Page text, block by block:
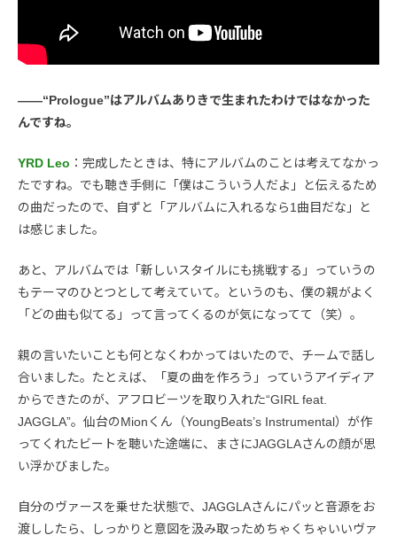
――“Prologue”はアルバムありきで生まれたわけではなかった
んですね。
YRD Leo ：完成したときは、特にアルバムのことは考えてなかっ
たですね。でも聴き手側に「僕はこういう人だよ」と伝えるため
の曲だったので、自ずと「アルバムに入れるなら1曲目だな」と
は感じました。
あと、アルバムでは「新しいスタイルにも挑戦する」っていうの
もテーマのひとつとして考えていて。というのも、僕の親がよく
「どの曲も似てる」って言ってくるのが気になってて（笑）。
親の言いたいことも何となくわかってはいたので、チームで話し
合いました。たとえば、「夏の曲を作ろう」っていうアイディア
からできたのが、アフロビーツを取り入れた“GIRL feat.
JAGGLA”。仙台のMionくん（YoungBeats’s Instrumental）が作
ってくれたビートを聴いた途端に、まさにJAGGLAさんの顔が思
い浮かびました。
自分のヴァースを乗せた状態で、JAGGLAさんにパッと音源をお
渡ししたら、しっかりと意図を汲み取っためちゃくちゃいいヴァ